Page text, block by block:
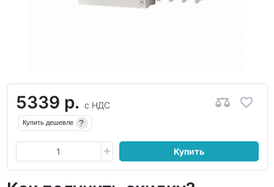
5339 р. с НДС
Купить дешевле ?
Купить